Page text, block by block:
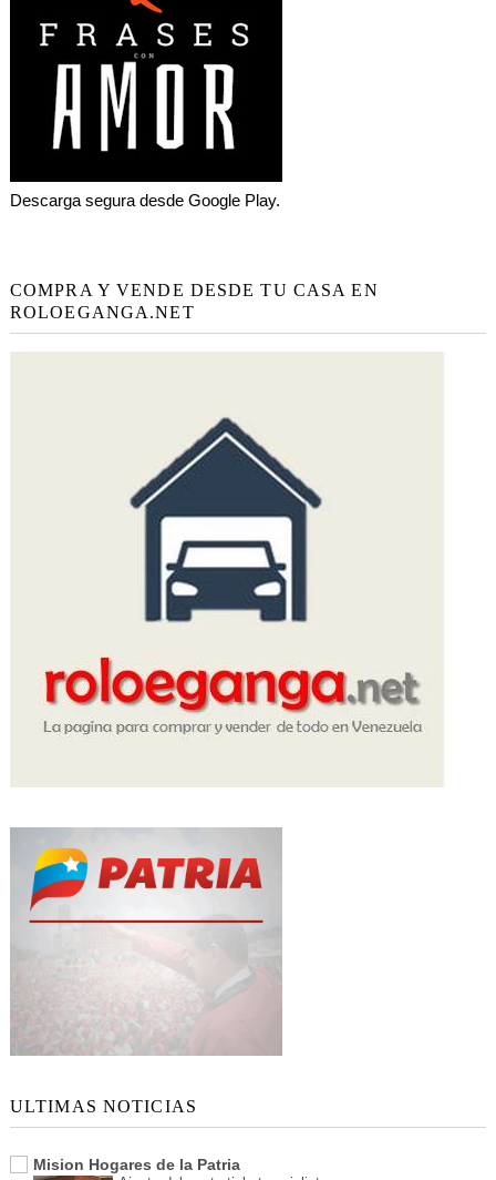
Descarga segura desde Google Play.
COMPRA Y VENDE DESDE TU CASA EN
ROLOEGANGA.NET
ULTIMAS NOTICIAS
Mision Hogares de la Patria